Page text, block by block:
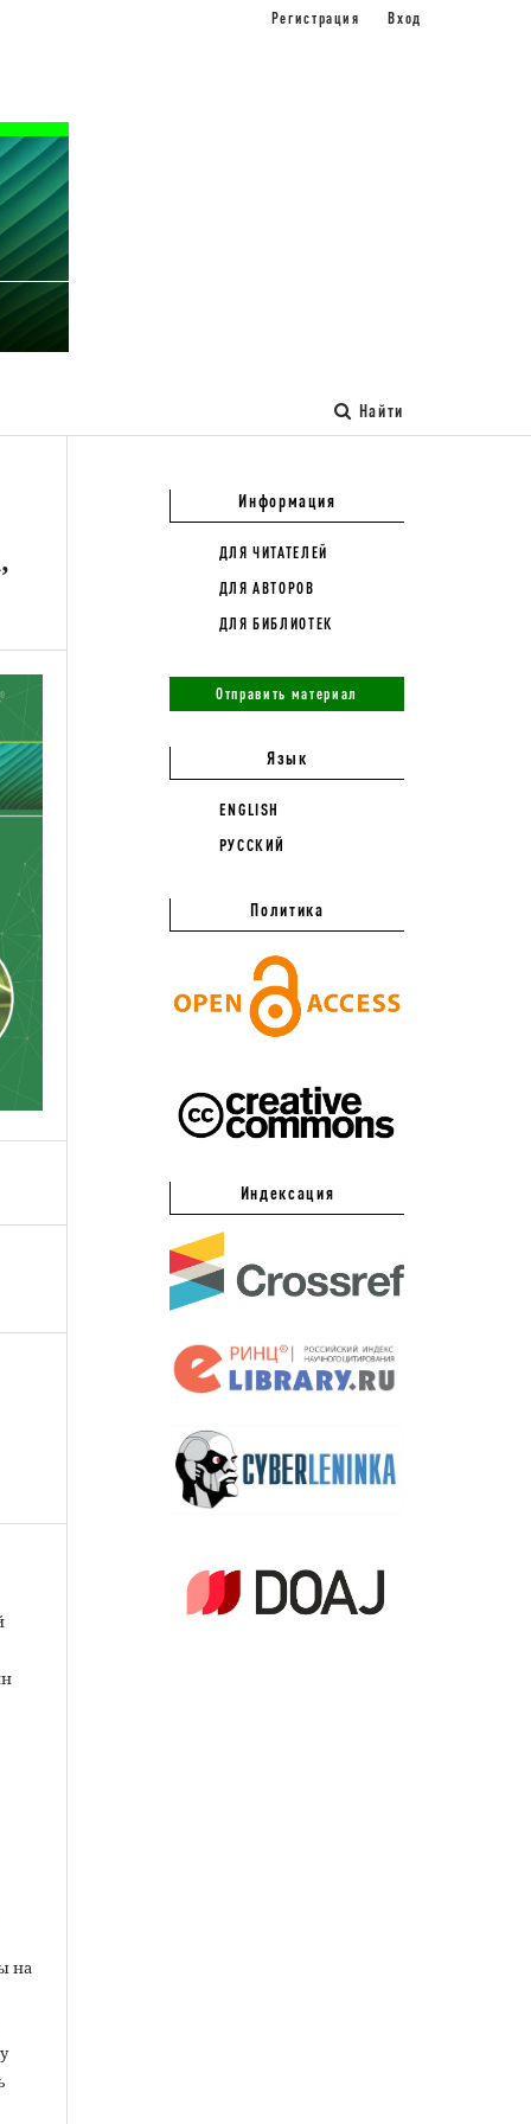
Найти
Регистрация Вход
на
Информация
ДЛЯ ЧИТАТЕЛЕЙ
ДЛЯ АВТОРОВ
ДЛЯ БИБЛИОТЕК
Отправить материал
Язык
ENGLISH
РУССКИЙ
Политика
Индексация